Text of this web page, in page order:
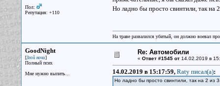
Пол:
Репутация: +110
Но ладно бы просто свинтили, так на
На траве развалился убитый, он должно воевал
GoodNight
[Злой ночи]
Полный псих
Мне нужно выпить...
Re: Автомобили
« Ответ #1545 от14.02.2019 в
14.02.2019 в 15:17:59, Raty писал(a):
Но ладно бы просто свинтили, так на 2 из